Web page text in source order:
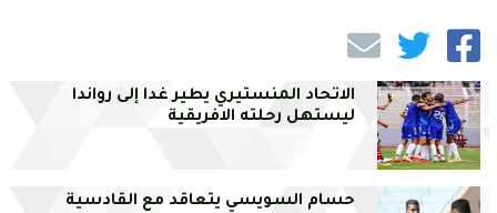
الاتحاد المنستيري يطير غدا إلى رواندا
ليستهل رحلته الافريقية
حسام السويسي يتعاقد مع القادسية